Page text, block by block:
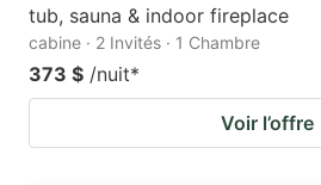
tub, sauna & indoor fireplace
cabine · 2 Invités · 1 Chambre
373 $ /nuit*
Voir l’offre